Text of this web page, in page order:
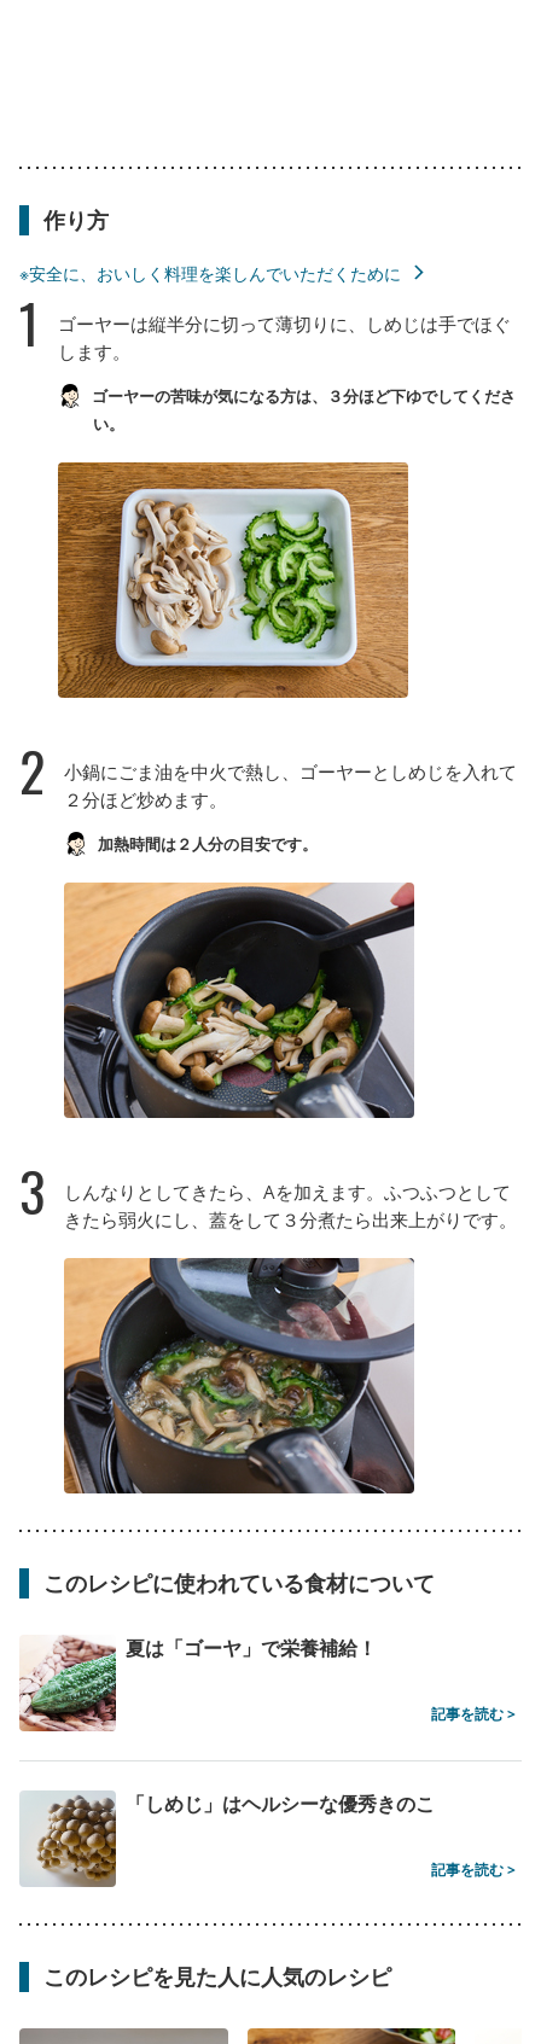
作り方
※安全に、おいしく料理を楽しんでいただくために
1
ゴーヤーは縦半分に切って薄切りに、しめじは手でほぐ
します。
ゴーヤーの苦味が気になる方は、３分ほど下ゆでしてくださ
い。
2
小鍋にごま油を中火で熱し、ゴーヤーとしめじを入れて
２分ほど炒めます。
加熱時間は２人分の目安です。
3
しんなりとしてきたら、Aを加えます。ふつふつとして
きたら弱火にし、蓋をして３分煮たら出来上がりです。
このレシピに使われている食材について
夏は「ゴーヤ」で栄養補給！
記事を読む >
「しめじ」はヘルシーな優秀きのこ
記事を読む >
このレシピを見た人に人気のレシピ